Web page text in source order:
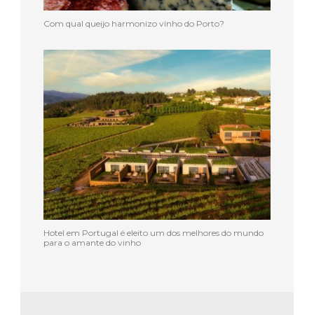
Com qual queijo harmonizo vinho do Porto?
Hotel em Portugal é eleito um dos melhores do mundo
para o amante do vinho